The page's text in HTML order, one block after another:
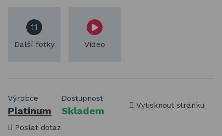
11
Další fotky Video
Výrobce
Platinum
Dostupnost
Skladem Vytisknout stránku
Poslat dotaz